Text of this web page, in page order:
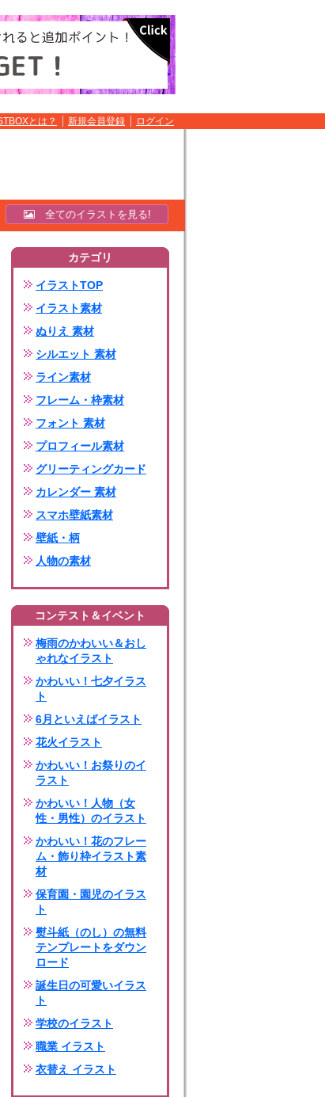
とは？ 新規会員登録 ログイン
全てのイラストを見る!
カテゴリ
イラストTOP
イラスト素材
ぬりえ 素材
シルエット 素材
ライン素材
フレーム・枠素材
フォント 素材
プロフィール素材
グリーティングカード
カレンダー 素材
スマホ壁紙素材
壁紙・柄
人物の素材
コンテスト＆イベント
梅雨のかわいい＆おし
ゃれなイラスト
かわいい！七夕イラス
ト
6月といえばイラスト
花火イラスト
かわいい！お祭りのイ
ラスト
かわいい！人物（女
性・男性）のイラスト
かわいい！花のフレー
ム・飾り枠イラスト素
材
保育園・園児のイラス
ト
熨斗紙（のし）の無料
テンプレートをダウン
ロード
誕生日の可愛いイラス
ト
学校のイラスト
職業 イラスト
衣替え イラスト